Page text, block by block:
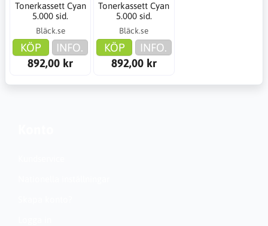
Tonerkassett Cyan
5.000 sid.
Bläck.se
KÖP
INFO.
892,00 kr
Tonerkassett Cyan
5.000 sid.
Bläck.se
KÖP
INFO.
892,00 kr